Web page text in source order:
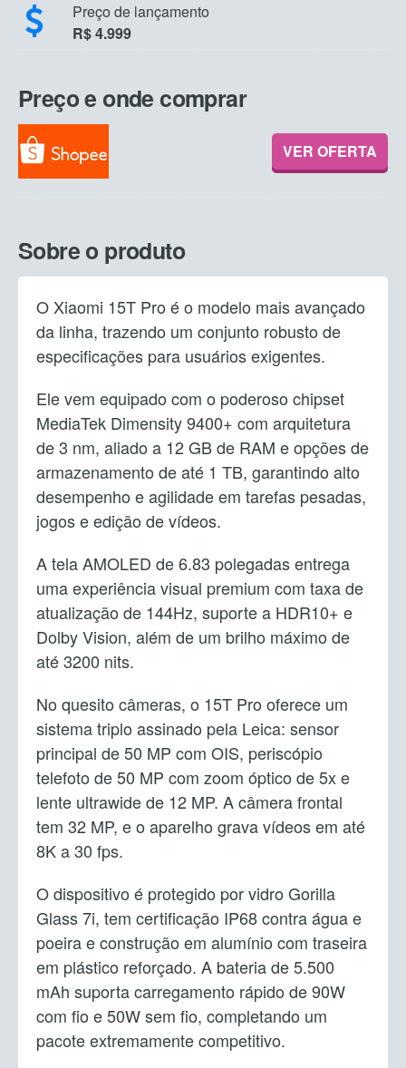
Preço de lançamento
R$ 4.999
Preço e onde comprar
VER OFERTA
Sobre o produto
O Xiaomi 15T Pro é o modelo mais avançado
da linha, trazendo um conjunto robusto de
especificações para usuários exigentes.
Ele vem equipado com o poderoso chipset
MediaTek Dimensity 9400+ com arquitetura
de 3 nm, aliado a 12 GB de RAM e opções de
armazenamento de até 1 TB, garantindo alto
desempenho e agilidade em tarefas pesadas,
jogos e edição de vídeos.
A tela AMOLED de 6.83 polegadas entrega
uma experiência visual premium com taxa de
atualização de 144Hz, suporte a HDR10+ e
Dolby Vision, além de um brilho máximo de
até 3200 nits.
No quesito câmeras, o 15T Pro oferece um
sistema triplo assinado pela Leica: sensor
principal de 50 MP com OIS, periscópio
telefoto de 50 MP com zoom óptico de 5x e
lente ultrawide de 12 MP. A câmera frontal
tem 32 MP, e o aparelho grava vídeos em até
8K a 30 fps.
O dispositivo é protegido por vidro Gorilla
Glass 7i, tem certificação IP68 contra água e
poeira e construção em alumínio com traseira
em plástico reforçado. A bateria de 5.500
mAh suporta carregamento rápido de 90W
com fio e 50W sem fio, completando um
pacote extremamente competitivo.